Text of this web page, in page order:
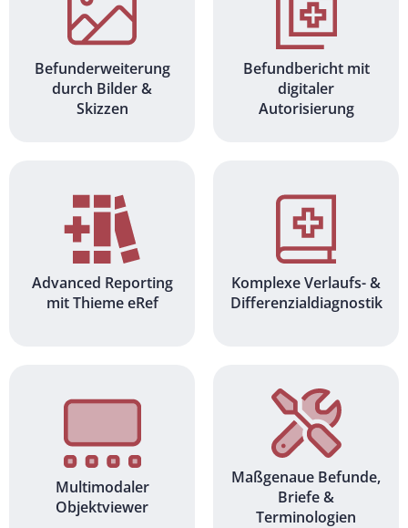
Befunderweiterung
durch Bilder &
Skizzen
Befundbericht mit
digitaler
Autorisierung
Advanced Reporting
mit Thieme eRef
Komplexe Verlaufs- &
Differenzialdiagnostik
Multimodaler
Objektviewer
Maßgenaue Befunde,
Briefe &
Terminologien